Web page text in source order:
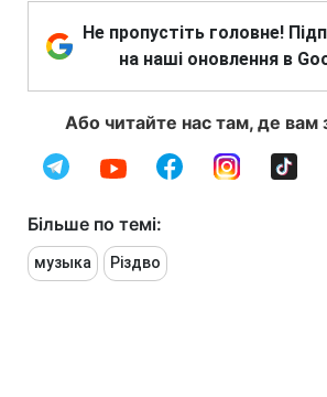
Не пропустіть головне!
на наші оновлення в
Або читайте нас там, де вам
Більше по темі:
музыка Різдво